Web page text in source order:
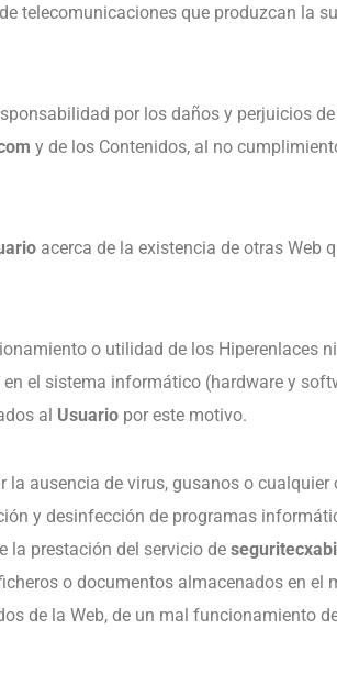
telecomunicaciones que produzcan la
por los daños y perjuicios
y de los Contenidos, al no
acerca de la existencia de otras Web
o utilidad de los Hiperenlaces
el sistema informático (hardware y
al Usuario por este motivo.
la ausencia de virus, gusanos o
y desinfección de programas
la prestación del servicio de
o documentos almacenados en el
de la Web, de un mal funcionamiento